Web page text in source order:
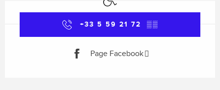
+33 5 59 21 72 ▒▒
Page Facebook